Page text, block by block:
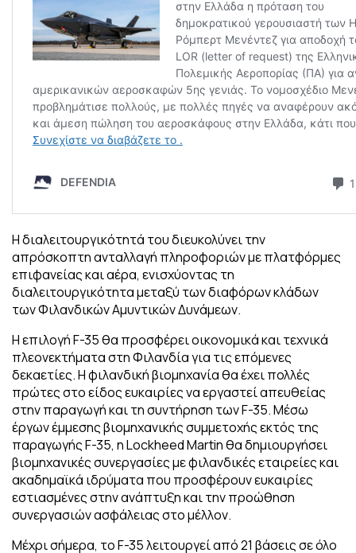
Η διαλειτουργικότητά του διευκολύνει την
απρόσκοπτη ανταλλαγή πληροφοριών με πλατφόρμες
επιφανείας και αέρα, ενισχύοντας τη
διαλειτουργικότητα μεταξύ των διαφόρων κλάδων
των Φιλανδικών Αμυντικών Δυνάμεων.
Η επιλογή F-35 θα προσφέρει οικονομικά και τεχνικά
πλεονεκτήματα στη Φιλανδία για τις επόμενες
δεκαετίες. Η φιλανδική βιομηχανία θα έχει πολλές
πρώτες στο είδος ευκαιρίες να εργαστεί απευθείας
στην παραγωγή και τη συντήρηση των F-35. Μέσω
έργων έμμεσης βιομηχανικής συμμετοχής εκτός της
παραγωγής F-35, η Lockheed Martin θα δημιουργήσει
βιομηχανικές συνεργασίες με φιλανδικές εταιρείες και
ακαδημαϊκά ιδρύματα που προσφέρουν ευκαιρίες
εστιασμένες στην ανάπτυξη και την προώθηση
συνεργασιών ασφάλειας στο μέλλον.
Μέχρι σήμερα, το F-35 λειτουργεί από 21 βάσεις σε όλο